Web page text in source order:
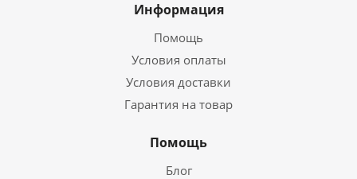
Информация
Помощь
Условия оплаты
Условия доставки
Гарантия на товар
Помощь
Блог